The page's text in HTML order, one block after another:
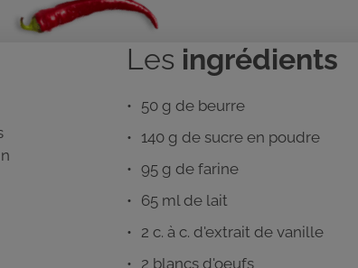
de
préparation
de
cuisson
Les ingrédients
50 g de beurre
140 g de sucre en poudre
95 g de farine
65 ml de lait
2 c. à c. d'extrait de vanille
2 blancs d'oeufs